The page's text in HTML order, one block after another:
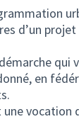
d’un
qui
en
une